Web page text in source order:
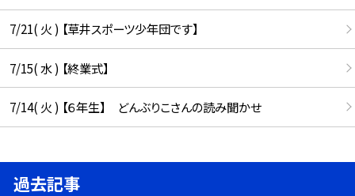
7/21( 火 ) 【草井スポーツ少年団です】
7/15( 水 ) 【終業式】
7/14( 火 ) 【６年生】 どんぶりこさんの読み聞かせ
過去記事